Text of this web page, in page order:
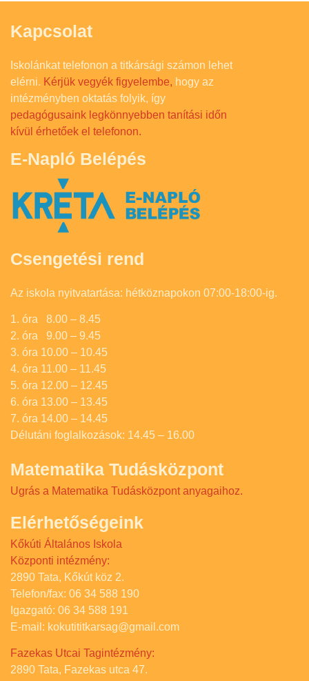
Kapcsolat
Iskolánkat telefonon a titkársági számon lehet
elérni. Kérjük vegyék figyelembe, hogy az
intézményben oktatás folyik, így
pedagógusaink legkönnyebben tanítási időn
kívül érhetőek el telefonon.
E-Napló Belépés
Csengetési rend
Az iskola nyitvatartása: hétköznapokon 07:00-18:00-ig.
1. óra 8.00 – 8.45
2. óra 9.00 – 9.45
3. óra 10.00 – 10.45
4. óra 11.00 – 11.45
5. óra 12.00 – 12.45
6. óra 13.00 – 13.45
7. óra 14.00 – 14.45
Délutáni foglalkozások: 14.45 – 16.00
Matematika Tudásközpont
Ugrás a Matematika Tudásközpont anyagaihoz.
Elérhetőségeink
Kőkúti Általános Iskola
Központi intézmény:
2890 Tata, Kőkút köz 2.
Telefon/fax: 06 34 588 190
Igazgató: 06 34 588 191
E-mail: kokutititkarsag@gmail.com
Fazekas Utcai Tagintézmény:
2890 Tata, Fazekas utca 47.